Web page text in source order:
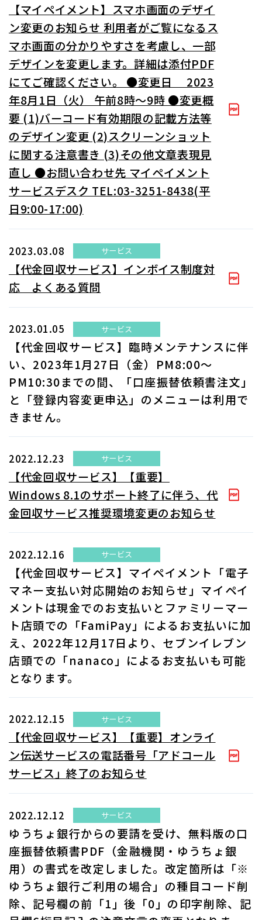
【マイペイメント】スマホ画面のデザイ
ン変更のお知らせ 利用者がご覧になるス
マホ画面の分かりやすさを考慮し、一部
デザインを変更します。詳細は添付PDF
にてご確認ください。 ●変更日 2023
年8月1日（火） 午前8時～9時 ●変更概
要 (1)バーコード有効期限の記載方法等
のデザイン変更 (2)スクリーンショット
に関する注意書き (3)その他文章表現見
直し ●お問い合わせ先 マイペイメント
サービスデスク TEL:03-3251-8438(平
日9:00-17:00)
2023.03.08 サービス
【代金回収サービス】インボイス制度対
応 よくある質問
2023.01.05 サービス
【代金回収サービス】臨時メンテナンスに伴
い、2023年1月27日（金）PM8:00～
PM10:30までの間、「口座振替依頼書注文」
と「登録内容変更申込」のメニューは利用で
きません。
2022.12.23 サービス
【代金回収サービス】【重要】
Windows 8.1のサポート終了に伴う、代
金回収サービス推奨環境変更のお知らせ
2022.12.16 サービス
【代金回収サービス】マイペイメント「電子
マネー支払い対応開始のお知らせ」マイペイ
メントは現金でのお支払いとファミリーマー
ト店頭での「FamiPay」によるお支払いに加
え、2022年12月17日より、セブンイレブン
店頭での「nanaco」によるお支払いも可能
となります。
2022.12.15 サービス
【代金回収サービス】【重要】オンライ
ン伝送サービスの電話番号「アドコール
サービス」終了のお知らせ
2022.12.12 サービス
ゆうちょ銀行からの要請を受け、無料版の口
座振替依頼書PDF（金融機関・ゆうちょ銀
用）の書式を改定しました。改定箇所は「※
ゆうちょ銀行ご利用の場合」の種目コード削
除、記号欄の前「1」後「0」の印字削除、記